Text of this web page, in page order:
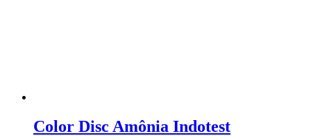
Color Disc Amônia Indotest